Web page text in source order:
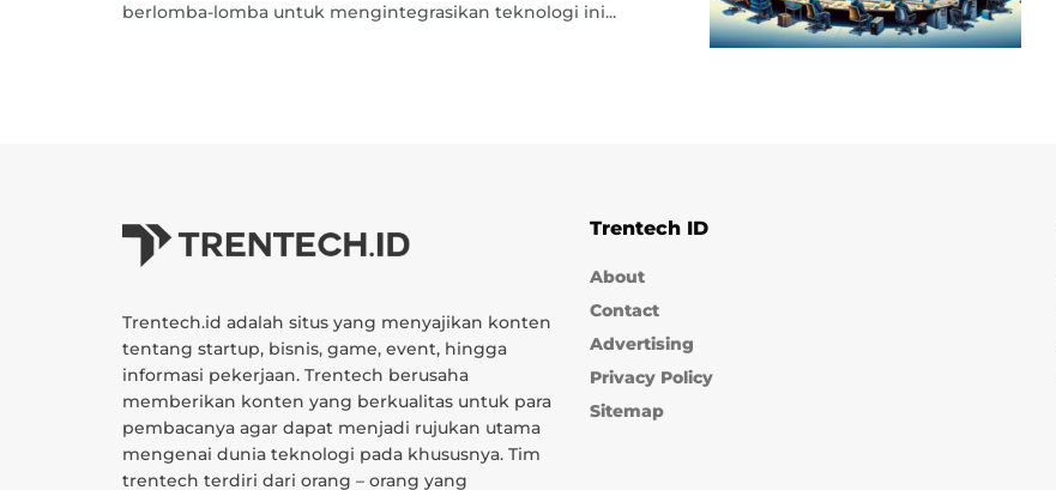
berlomba-lomba untuk mengintegrasikan teknologi ini...
Trentech.id adalah situs yang menyajikan konten
tentang startup, bisnis, game, event, hingga
informasi pekerjaan. Trentech berusaha
memberikan konten yang berkualitas untuk para
pembacanya agar dapat menjadi rujukan utama
mengenai dunia teknologi pada khususnya. Tim
trentech terdiri dari orang – orang yang
Trentech ID
About
Contact
Advertising
Privacy Policy
Sitemap